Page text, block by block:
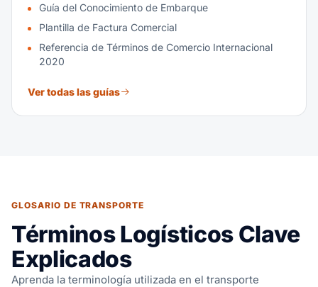
Guía del Conocimiento de Embarque
Plantilla de Factura Comercial
Referencia de Términos de Comercio Internacional
2020
Ver todas las guías
GLOSARIO DE TRANSPORTE
Términos Logísticos Clave
Explicados
Aprenda la terminología utilizada en el transporte